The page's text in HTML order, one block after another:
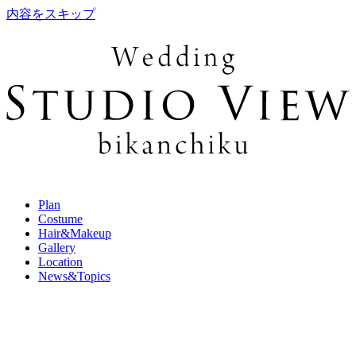
内容をスキップ
Plan
Costume
Hair&Makeup
Gallery
Location
News&Topics